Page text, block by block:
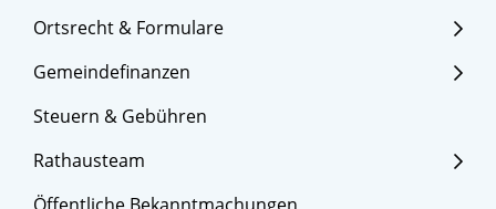
Ortsrecht & Formulare
Gemeindefinanzen
Steuern & Gebühren
Rathausteam